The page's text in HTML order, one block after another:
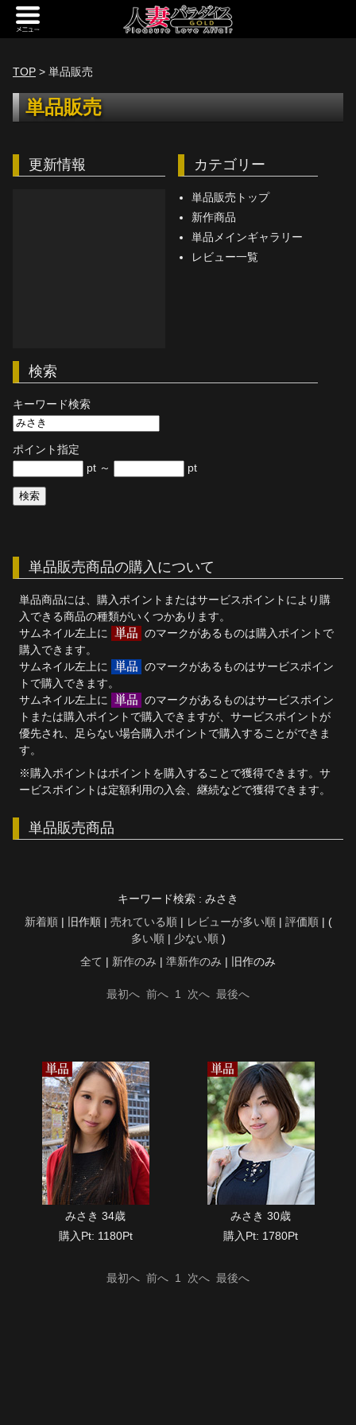
トップページ
[定額] メインギャラリー
単品販売
ヘルプ
お問い合わせ
TOP > 単品販売
単品販売
更新情報 カテゴリー
単品販売トップ
新作商品
単品メインギャラリー
レビュー一覧
検索
キーワード検索
ポイント指定
pt ～
pt
単品販売商品の購入について
単品商品には、購入ポイントまたはサービスポイントにより購
入できる商品の種類がいくつかあります。
サムネイル左上に
のマークがあるものは購入ポイントで
購入できます。
サムネイル左上に
のマークがあるものはサービスポイン
トで購入できます。
サムネイル左上に
のマークがあるものはサービスポイン
トまたは購入ポイントで購入できますが、サービスポイントが
優先され、足らない場合購入ポイントで購入することができま
す。
※購入ポイントはポイントを購入することで獲得できます。サ
ービスポイントは定額利用の入会、継続などで獲得できます。
単品販売商品
キーワード検索 : みさき
新着順| 旧作順 | 売れている順| レビューが多い順| 評価順| (
多い順| 少ない順)
全て | 新作のみ | 準新作のみ | 旧作のみ
最初へ 前へ 1 次へ 最後へ
みさき 34歳
購入Pt: 1180Pt
みさき 30歳
購入Pt: 1780Pt
最初へ 前へ 1 次へ 最後へ